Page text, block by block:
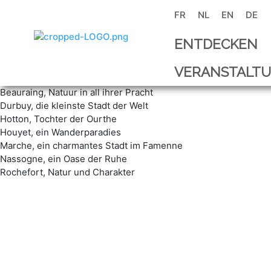
springen
FR NL EN DE
ENTDECKEN
Beauraing, Natuur in all ihrer Pracht
Durbuy, die kleinste Stadt der Welt
Hotton, Tochter der Ourthe
Houyet, ein Wanderparadies
Marche, ein charmantes Stadt im Famenne
Nassogne, ein Oase der Ruhe
Rochefort, Natur und Charakter